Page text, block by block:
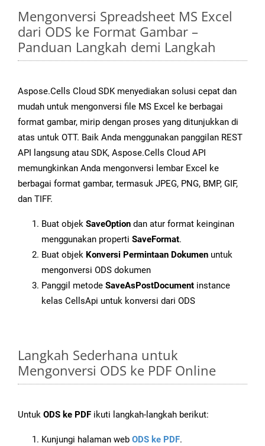
Mengonversi Spreadsheet MS Excel
dari ODS ke Format Gambar –
Panduan Langkah demi Langkah
Aspose.Cells Cloud SDK menyediakan solusi cepat dan
mudah untuk mengonversi file MS Excel ke berbagai
format gambar, mirip dengan proses yang ditunjukkan di
atas untuk OTT. Baik Anda menggunakan panggilan REST
API langsung atau SDK, Aspose.Cells Cloud API
memungkinkan Anda mengonversi lembar Excel ke
berbagai format gambar, termasuk JPEG, PNG, BMP, GIF,
dan TIFF.
Buat objek SaveOption dan atur format keinginan
menggunakan properti SaveFormat.
Buat objek Konversi Permintaan Dokumen untuk
mengonversi ODS dokumen
Panggil metode SaveAsPostDocument instance
kelas CellsApi untuk konversi dari ODS
Langkah Sederhana untuk
Mengonversi ODS ke PDF Online
Untuk ODS ke PDF ikuti langkah-langkah berikut:
Kunjungi halaman web ODS ke PDF.